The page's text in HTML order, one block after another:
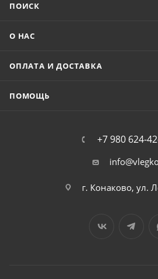
ПОИСК
О НАС
ОПЛАТА И ДОСТАВКА
ПОМОЩЬ
+7 980 624-
г. Конаково, ул.